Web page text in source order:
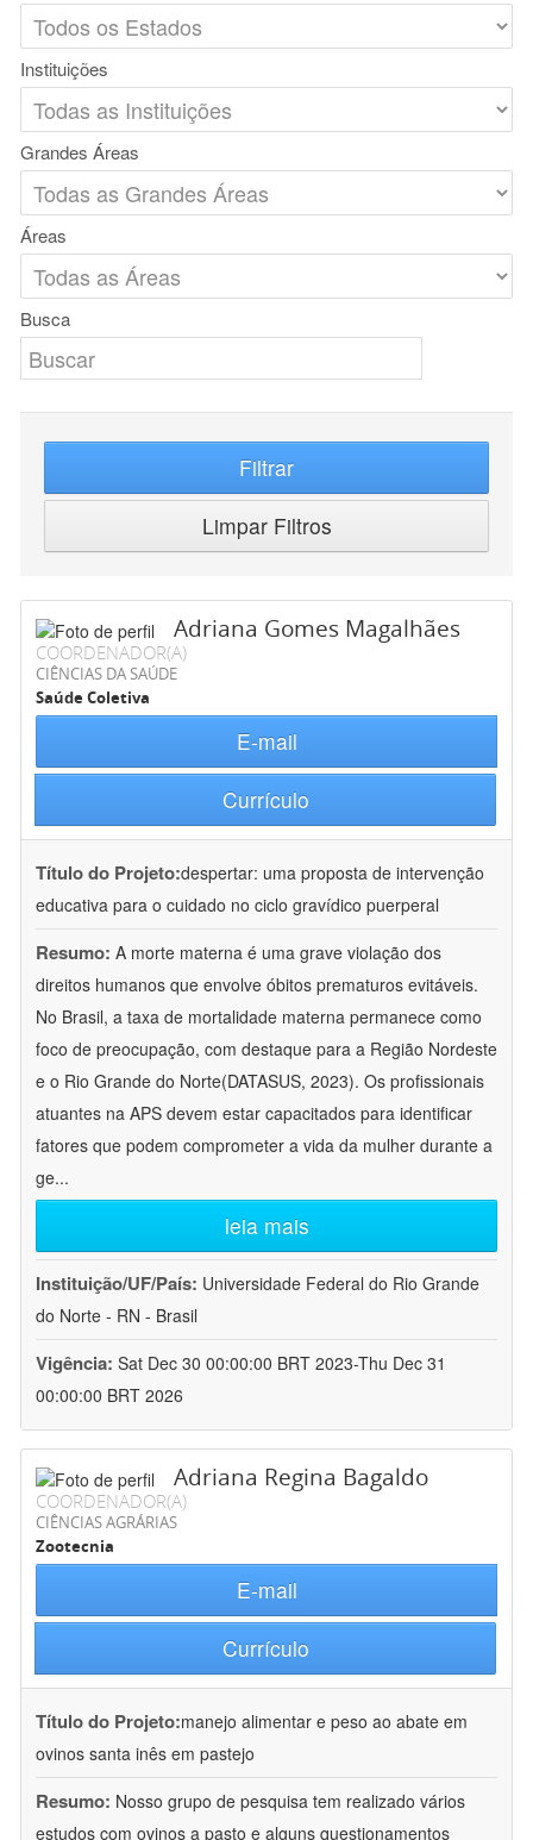
Instituições
Grandes Áreas
Áreas
Busca
Filtrar
Limpar Filtros
Adriana Gomes Magalhães
COORDENADOR(A)
CIÊNCIAS DA SAÚDE
Saúde Coletiva
E-mail
Currículo
Título do Projeto:despertar: uma proposta de intervenção
educativa para o cuidado no ciclo gravídico puerperal
Resumo: A morte materna é uma grave violação dos
direitos humanos que envolve óbitos prematuros evitáveis.
No Brasil, a taxa de mortalidade materna permanece como
foco de preocupação, com destaque para a Região Nordeste
e o Rio Grande do Norte(DATASUS, 2023). Os profissionais
atuantes na APS devem estar capacitados para identificar
fatores que podem comprometer a vida da mulher durante a
ge...
leia mais
Instituição/UF/País: Universidade Federal do Rio Grande
do Norte - RN - Brasil
Vigência: Sat Dec 30 00:00:00 BRT 2023-Thu Dec 31
00:00:00 BRT 2026
Adriana Regina Bagaldo
COORDENADOR(A)
CIÊNCIAS AGRÁRIAS
Zootecnia
E-mail
Currículo
Título do Projeto:manejo alimentar e peso ao abate em
ovinos santa inês em pastejo
Resumo: Nosso grupo de pesquisa tem realizado vários
estudos com ovinos a pasto e alguns questionamentos